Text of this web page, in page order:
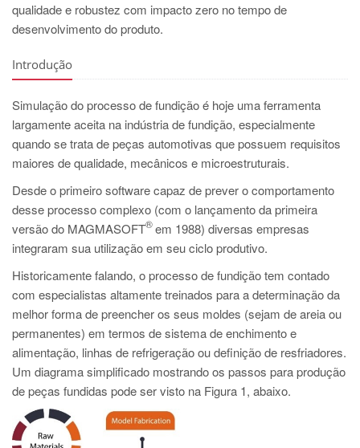
TR
EN
MAGMA Índia
EN
EN
KO
qualidade e robustez com impacto zero no tempo de
desenvolvimento do produto.
Introdução
Simulação do processo de fundição é hoje uma ferramenta
largamente aceita na indústria de fundição, especialmente
quando se trata de peças automotivas que possuem requisitos
maiores de qualidade, mecânicos e microestruturais.
Desde o primeiro software capaz de prever o comportamento
desse processo complexo (com o lançamento da primeira
versão do MAGMASOFT
®em 1988) diversas empresas
integraram sua utilização em seu ciclo produtivo.
Historicamente falando, o processo de fundição tem contado
com especialistas altamente treinados para a determinação da
melhor forma de preencher os seus moldes (sejam de areia ou
permanentes) em termos de sistema de enchimento e
alimentação, linhas de refrigeração ou definição de resfriadores.
Um diagrama simplificado mostrando os passos para produção
de peças fundidas pode ser visto na Figura 1, abaixo.